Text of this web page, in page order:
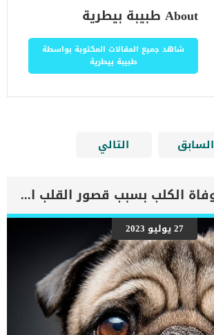
About طبيبة بيطرية
شاهد جميع المقالات المكتوبة بواسطة
طبيبة بيطرية
السابق التالي
اهم علامات وفاة الكلب بسبب قصور القلب الاحتقانى
27 يوليو 2023